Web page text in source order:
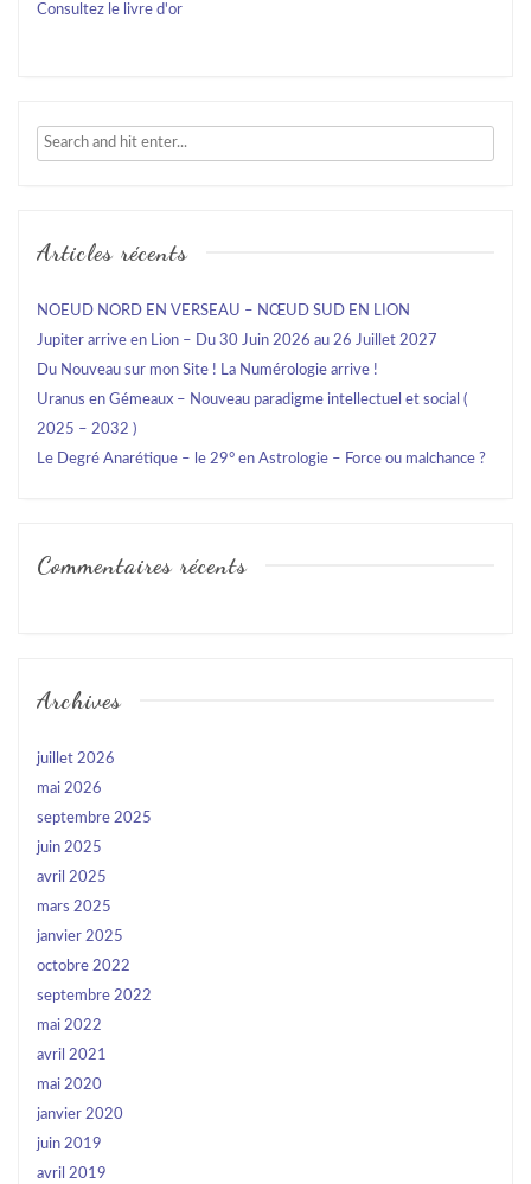
Consultez le livre d'or
Articles récents
NOEUD NORD EN VERSEAU – NŒUD SUD EN LION
Jupiter arrive en Lion – Du 30 Juin 2026 au 26 Juillet 2027
Du Nouveau sur mon Site ! La Numérologie arrive !
Uranus en Gémeaux – Nouveau paradigme intellectuel et social (
2025 – 2032 )
Le Degré Anarétique – le 29° en Astrologie – Force ou malchance ?
Commentaires récents
Archives
juillet 2026
mai 2026
septembre 2025
juin 2025
avril 2025
mars 2025
janvier 2025
octobre 2022
septembre 2022
mai 2022
avril 2021
mai 2020
janvier 2020
juin 2019
avril 2019